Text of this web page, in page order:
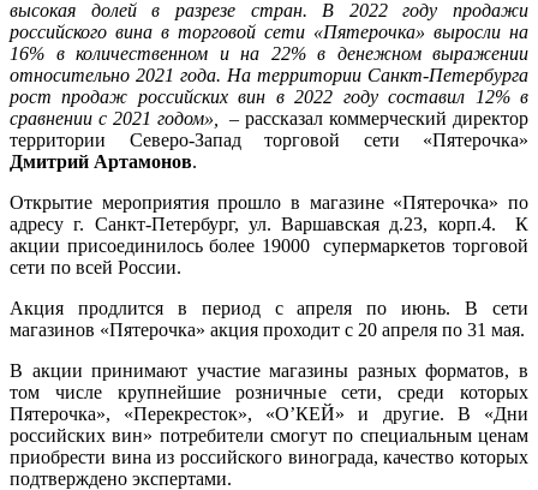
высокая долей в разрезе стран. В 2022 году продажи
российского вина в торговой сети «Пятерочка» выросли на
16% в количественном и на 22% в денежном выражении
относительно 2021 года. На территории Санкт-Петербурга
рост продаж российских вин в 2022 году составил 12% в
сравнении с 2021 годом»,
– рассказал коммерческий директор
территории Северо-Запад торговой сети «Пятерочка»
Дмитрий Артамонов.
Открытие мероприятия прошло в магазине «Пятерочка» по
адресу г. Санкт-Петербург, ул. Варшавская д.23, корп.4. К
акции присоединилось более 19000 супермаркетов торговой
сети по всей России.
Акция продлится в период с апреля по июнь. В сети
магазинов «Пятерочка» акция проходит с 20 апреля по 31 мая.
В акции принимают участие магазины разных форматов, в
том числе крупнейшие розничные сети, среди которых
Пятерочка», «Перекресток», «О’КЕЙ» и другие. В «Дни
российских вин» потребители смогут по специальным ценам
приобрести вина из российского винограда, качество которых
подтверждено экспертами.